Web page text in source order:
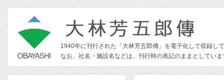
1940年に刊行された「大林芳五郎傳」を電子化して収録し
なお、社名・施設名などは、刊行時の表記のままとしてい